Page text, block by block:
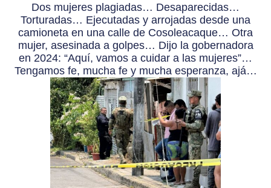
Dos mujeres plagiadas… Desaparecidas…
Torturadas… Ejecutadas y arrojadas desde una
camioneta en una calle de Cosoleacaque… Otra
mujer, asesinada a golpes… Dijo la gobernadora
en 2024: “Aquí, vamos a cuidar a las mujeres”…
Tengamos fe, mucha fe y mucha esperanza, ajá…